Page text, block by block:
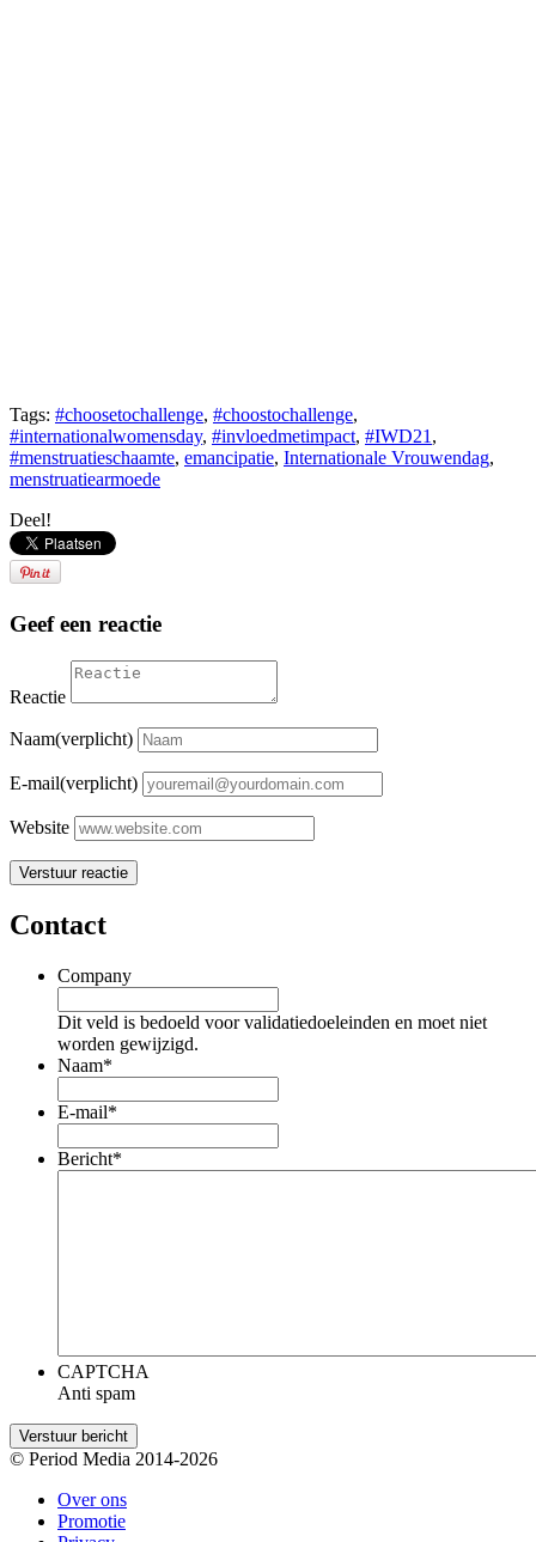
Tags: #choosetochallenge, #choostochallenge,
#internationalwomensday, #invloedmetimpact, #IWD21 ,
#menstruatieschaamte, emancipatie, Internationale Vrouwendag,
menstruatiearmoede
Deel!
Geef een reactie
Reactie
Naam(verplicht)
E-mail(verplicht)
Website
Contact
Company
Dit veld is bedoeld voor validatiedoeleinden en moet niet
worden gewijzigd.
Naam*
E-mail*
Bericht*
CAPTCHA
Anti spam
© Period Media 2014-2026
Over ons
Promotie